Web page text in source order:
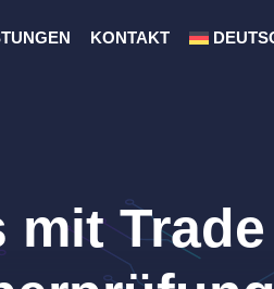
KONTAKT
Trade